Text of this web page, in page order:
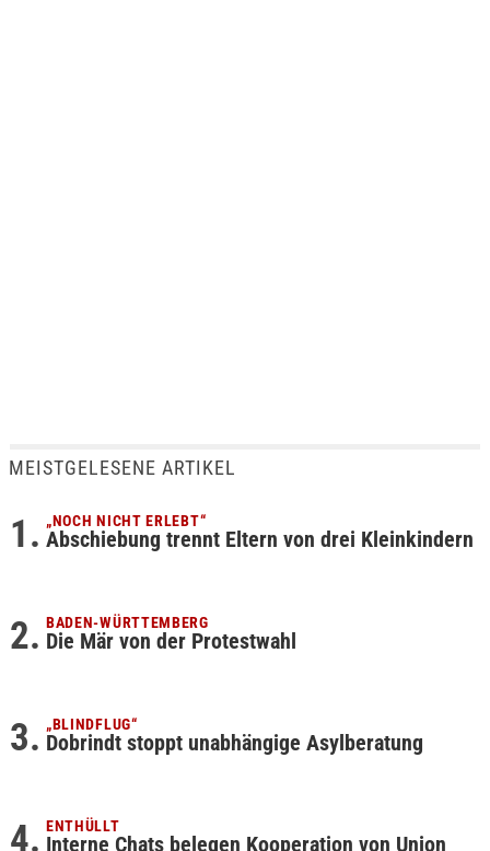
MEISTGELESENE ARTIKEL
„NOCH NICHT ERLEBT“
Abschiebung trennt Eltern von drei Kleinkindern
BADEN-WÜRTTEMBERG
Die Mär von der Protestwahl
„BLINDFLUG“
Dobrindt stoppt unabhängige Asylberatung
ENTHÜLLT
Interne Chats belegen Kooperation von Union